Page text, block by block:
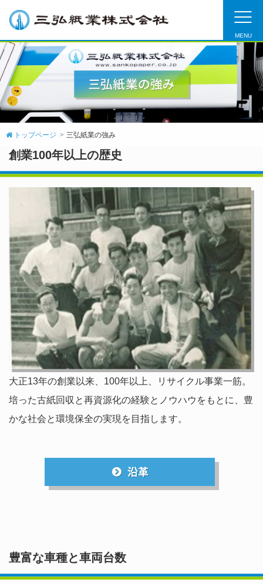
MENU
トップページ 三弘紙業の強み
創業100年以上の歴史
大正13年の創業以来、100年以上、リサイクル事業一筋。
培った古紙回収と再資源化の経験とノウハウをもとに、豊
かな社会と環境保全の実現を目指します。
豊富な車種と車両台数